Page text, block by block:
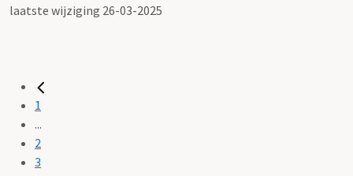
laatste wijziging 26-03-2025
1
...
2
3